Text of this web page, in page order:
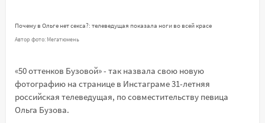
Почему в Ольге нет секса?: телеведущая показала ноги во всей красе
Автор фото: Мегатюмень
«50 оттенков Бузовой» - так назвала свою новую
фотографию на странице в Инстаграме 31-летняя
российская телеведущая, по совместительству певица
Ольга Бузова.